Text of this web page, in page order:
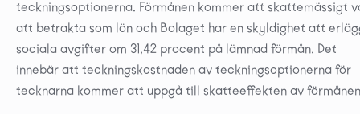
teckningsoptionerna. Förmånen kommer att skattemässigt
att betrakta som lön och Bolaget har en skyldighet att
sociala avgifter om 31,42 procent på lämnad förmån. Det
innebär att teckningskostnaden av teckningsoptionerna för
tecknarna kommer att uppgå till skatteeffekten av